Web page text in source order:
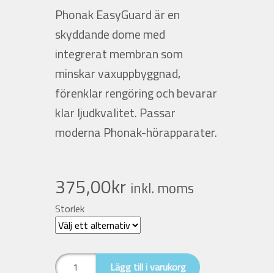
375,00kr inkl. moms
Phonak EasyGuard är en
skyddande dome med
integrerat membran som
minskar vaxuppbyggnad,
förenklar rengöring och bevarar
klar ljudkvalitet. Passar
moderna Phonak-hörapparater.
Storlek
Easy
Lägg till i varukorg